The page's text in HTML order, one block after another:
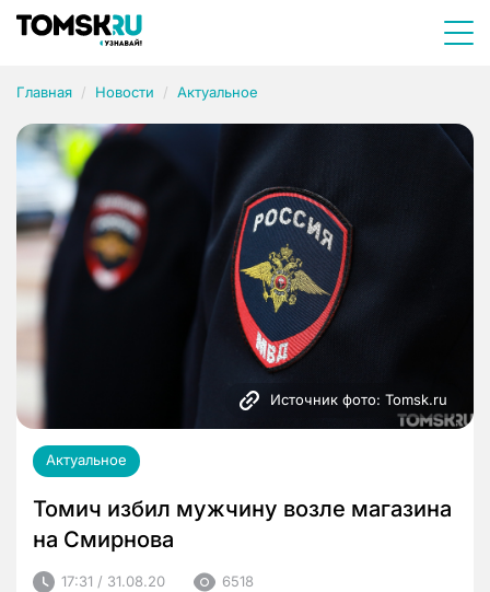
Главная Новости Актуальное
Источник фото: Tomsk.ru
Актуальное
Томич избил мужчину возле магазина
на Смирнова
17:31 / 31.08.20 6518